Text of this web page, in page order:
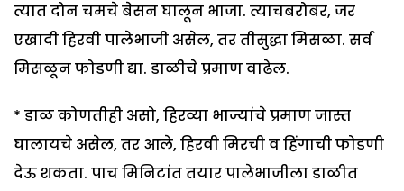
त्यात दोन चमचे बेसन घालून भाजा. त्याचबरोबर, जर
एखादी हिरवी पालेभाजी असेल, तर तीसुद्धा मिसळा. सर्व
मिसळून फोडणी द्या. डाळीचे प्रमाण वाढेल.
* डाळ कोणतीही असो, हिरव्या भाज्यांचे प्रमाण जास्त
घालायचे असेल, तर आले, हिरवी मिरची व हिंगाची फोडणी
देऊ शकता. पाच मिनिटांत तयार पालेभाजीला डाळीत